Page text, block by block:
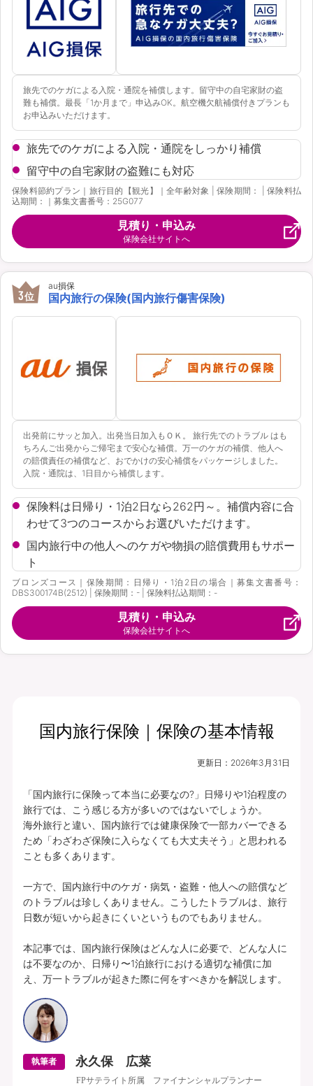
旅先でのケガによる入院・通院を補償します。留守中の自宅家財の盗
難も補償。最長「1か月まで」申込みOK。航空機欠航補償付きプランも
お申込みいただけます。
旅先でのケガによる入院・通院をしっかり補償
留守中の自宅家財の盗難にも対応
保険料節約プラン｜旅行目的【観光】｜全年齢対象 | 保険期間： | 保険料払
込期間：｜募集文書番号：25G077
見積り・申込み
保険会社サイトへ
3位
au損保
国内旅行の保険(国内旅行傷害保険)
出発前にサッと加入。出発当日加入もＯＫ。 旅行先でのトラブル はも
ちろんご出発からご帰宅まで安心な補償。万一のケガの補償、他人へ
の賠償責任の補償など、おでかけの安心補償をパッケージしました。
入院・通院は、1日目から補償します。
保険料は日帰り・1泊2日なら262円～。補償内容に合
わせて3つのコースからお選びいただけます。
国内旅行中の他人へのケガや物損の賠償費用もサポー
ト
ブロンズコース｜保険期間：日帰り・1泊2日の場合｜募集文書番号：
DBS300174B(2512) | 保険期間：- | 保険料払込期間：-
見積り・申込み
保険会社サイトへ
国内旅行保険｜保険の基本情報
更新日： 2026年3月31日
「国内旅行に保険って本当に必要なの?」日帰りや1泊程度の
旅行では、こう感じる方が多いのではないでしょうか。
海外旅行と違い、国内旅行では健康保険で一部カバーできる
ため「わざわざ保険に入らなくても大丈夫そう」と思われる
ことも多くあります。
一方で、国内旅行中のケガ・病気・盗難・他人への賠償など
のトラブルは珍しくありません。こうしたトラブルは、旅行
日数が短いから起きにくいというものでもありません。
本記事では、国内旅行保険はどんな人に必要で、どんな人に
は不要なのか、日帰り〜1泊旅行における適切な補償に加
え、万一トラブルが起きた際に何をすべきかを解説します。
執筆者 永久保 広菜
FPサテライト所属 ファイナンシャルプランナー